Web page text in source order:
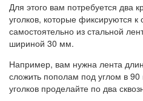
Для этого вам потребуется два
уголков, которые фиксируются к
самостоятельно из стальной
шириной 30 мм.
Например, вам нужна лента
сложить пополам под углом в
уголков проделайте по два